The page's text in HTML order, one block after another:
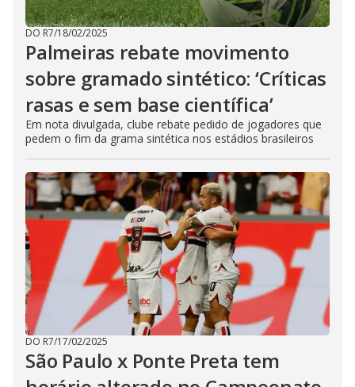
DO R7/18/02/2025
Palmeiras rebate movimento
sobre gramado sintético: ‘Críticas
rasas e sem base científica’
Em nota divulgada, clube rebate pedido de jogadores que
pedem o fim da grama sintética nos estádios brasileiros
DO R7/17/02/2025
São Paulo x Ponte Preta tem